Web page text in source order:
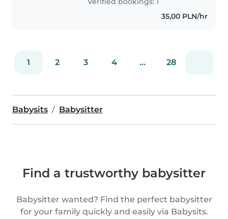
odpowiedzialna, kreatywna i
35,00 PLN/hr
1 2 3 4 ... 28
Babysits Babysitter
Find a trustworthy babysitter
Babysitter wanted? Find the perfect babysitter
for your family quickly and easily via Babysits.